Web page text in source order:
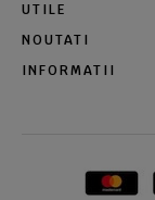
UTILE
NOUTATI
INFORMATII